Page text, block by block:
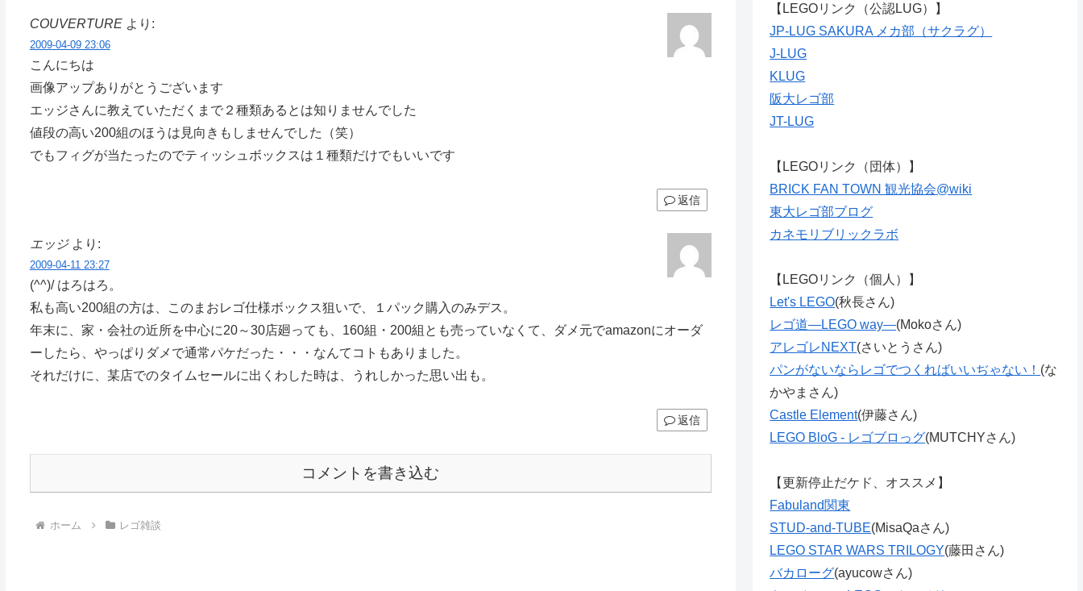
COUVERTURE より:
2009-04-09 23:06
こんにちは
画像アップありがとうございます
エッジさんに教えていただくまで２種類あるとは知りませんでした
値段の高い200組のほうは見向きもしませんでした（笑）
でもフィグが当たったのでティッシュボックスは１種類だけでもいいです
返信
エッジ より:
2009-04-11 23:27
(^^)/ はろはろ。
私も高い200組の方は、このまおレゴ仕様ボックス狙いで、１パック購入のみデス。
年末に、家・会社の近所を中心に20～30店廻っても、160組・200組とも売っていなくて、ダメ元でamazonにオーダ
ーしたら、やっぱりダメで通常パケだった・・・なんてコトもありました。
それだけに、某店でのタイムセールに出くわした時は、うれしかった思い出も。
返信
コメントを書き込む
ホーム レゴ雑談
【LEGOリンク（公認LUG）】
JP-LUG SAKURA メカ部（サクラグ）
J-LUG
KLUG
阪大レゴ部
JT-LUG
【LEGOリンク（団体）】
BRICK FAN TOWN 観光協会@wiki
東大レゴ部ブログ
カネモリブリックラボ
【LEGOリンク（個人）】
Let's LEGO(秋長さん)
レゴ道―LEGO way―(Mokoさん)
アレゴレNEXT(さいとうさん)
パンがないならレゴでつくればいいぢゃない！ (な
かやまさん)
Castle Element(伊藤さん)
LEGO BloG - レゴブロっグ(MUTCHYさん)
【更新停止だケド、オススメ】
Fabuland関東
STUD-and-TUBE(MisaQaさん)
LEGO STAR WARS TRILOGY(藤田さん)
バカローグ(ayucowさん)